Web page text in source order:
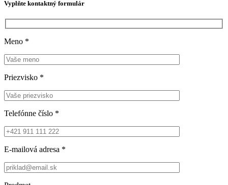
Vyplňte kontaktný formulár
Meno *
Priezvisko *
Telefónne číslo *
E-mailová adresa *